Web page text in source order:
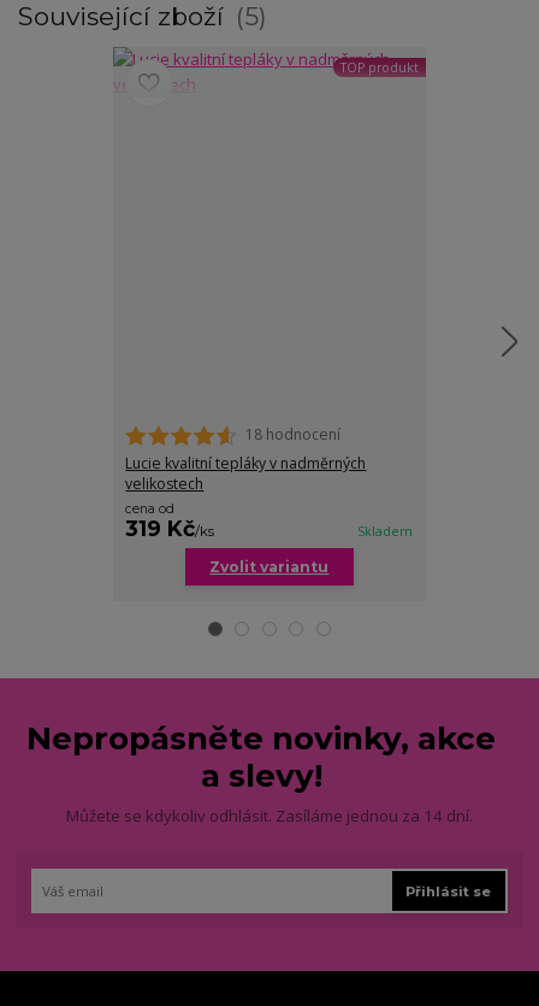
Související zboží 5
TOP produkt
18 hodnocení
Lucie kvalitní tepláky v nadměrných
velikostech
cena od
319 Kč/ks Skladem
Zvolit variantu
Nepropásněte novinky, akce
a slevy!
Můžete se kdykoliv odhlásit. Zasíláme jednou za 14 dní.
Přihlásit se